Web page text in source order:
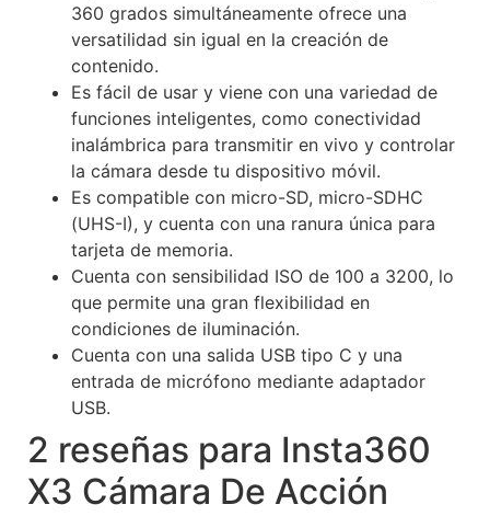
360 grados simultáneamente ofrece una
versatilidad sin igual en la creación de
contenido.
Es fácil de usar y viene con una variedad de
funciones inteligentes, como conectividad
inalámbrica para transmitir en vivo y controlar
la cámara desde tu dispositivo móvil.
Es compatible con micro-SD, micro-SDHC
(UHS-I), y cuenta con una ranura única para
tarjeta de memoria.
Cuenta con sensibilidad ISO de 100 a 3200, lo
que permite una gran flexibilidad en
condiciones de iluminación.
Cuenta con una salida USB tipo C y una
entrada de micrófono mediante adaptador
USB.
2 reseñas para Insta360
X3 Cámara De Acción